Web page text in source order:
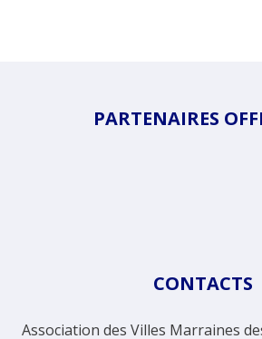
PARTENAIRES
CONTACTS
Association des Villes Marraines